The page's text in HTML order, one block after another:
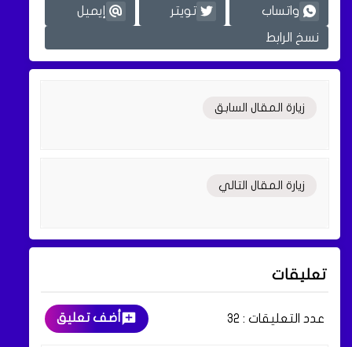
واتساب تويتر إيميل
نسخ الرابط
زيارة المقال السابق
زيارة المقال التالي
تعليقات
عدد التعليقات : 32 أضف تعليق